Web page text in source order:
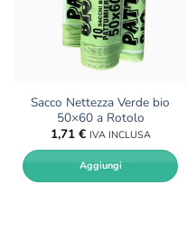
Sacco Nettezza Verde bio
50×60 a Rotolo
1,71 € IVA INCLUSA
Aggiungi